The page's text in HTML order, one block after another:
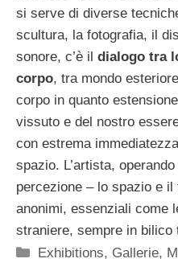
si serve di diverse
scultura, la fotografia, il
sonore, c’è il dialogo tra
corpo, tra mondo
corpo in quanto
vissuto e del nostro
con estrema
spazio. L’artista,
percezione – lo spazio e
anonimi, essenziali come
straniere, sempre in bilico
Categorie
Exhibitions, Gallerie,